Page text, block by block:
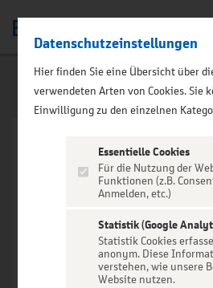
Datenschutzeinstellungen
Hier finden Sie eine Übersicht über
verwendeten Arten von Cookies. Sie
Einwilligung zu den einzelnen
Essentielle Cookies
Für die Nutzung der
Funktionen (z.B.
Anmelden, etc.)
Statistik (Google
Statistik Cookies
anonym. Diese
verstehen, wie unsere
Website nutzen.